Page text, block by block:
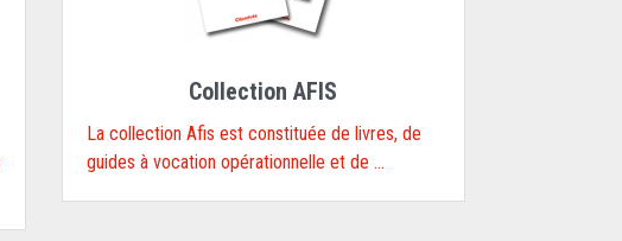
Collection AFIS
La collection Afis est constituée de livres, de
guides à vocation opérationnelle et de ...